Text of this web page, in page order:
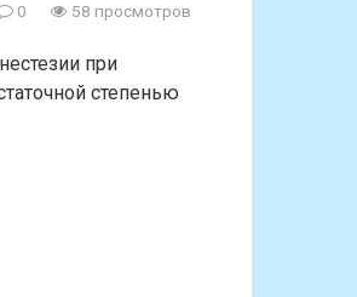
0 58 просмотров
при
степенью